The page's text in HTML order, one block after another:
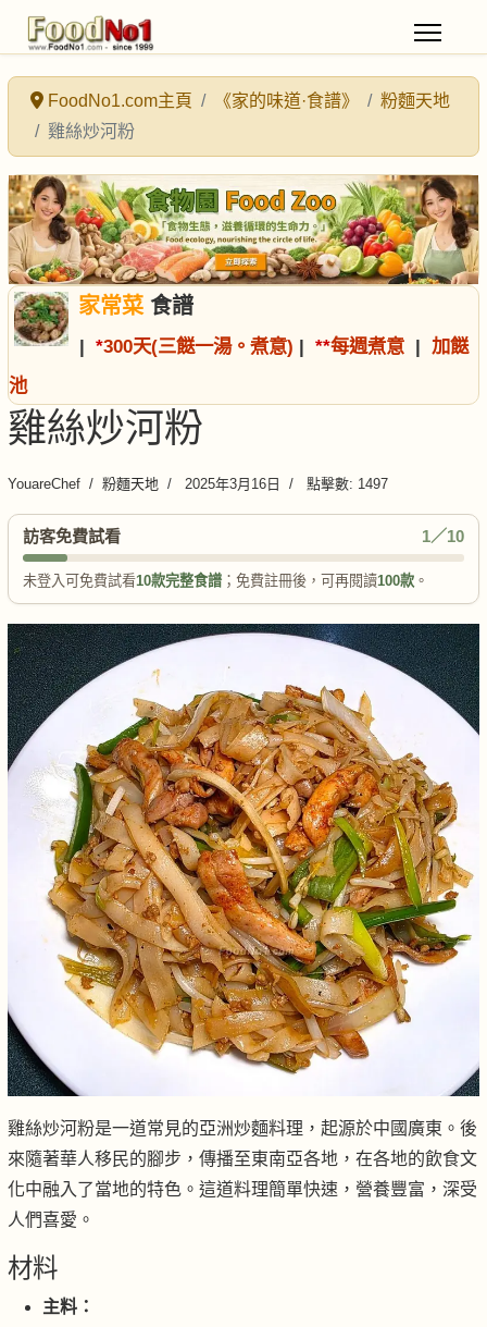
FoodNo1.com主頁 《家的味道·食譜》
粉麵天地
雞絲炒河粉
家常菜食譜
| *300天(三餸一湯。煮意) | **每週煮意 | 加餸
池
雞絲炒河粉
YouareChef 粉麵天地 2025年3月16日 點擊數: 1497
訪客免費試看 1／10
未登入可免費試看10款完整食譜 ；免費註冊後，可再閱讀100款 。
雞絲炒河粉是一道常見的亞洲炒麵料理，起源於中國廣東。後
來隨著華人移民的腳步，傳播至東南亞各地，在各地的飲食文
化中融入了當地的特色。這道料理簡單快速，營養豐富，深受
人們喜愛。
材料
主料：